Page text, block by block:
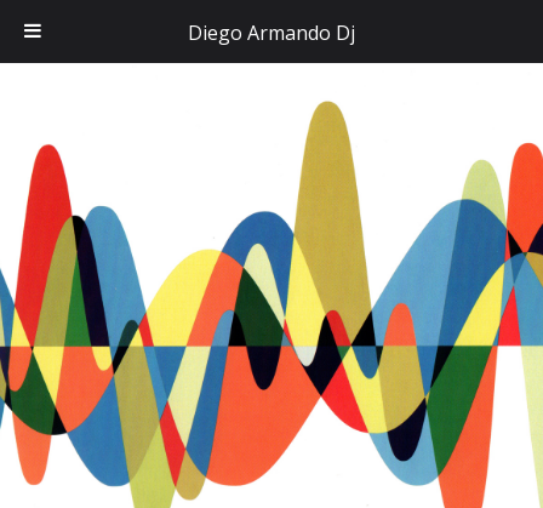
Diego Armando Dj